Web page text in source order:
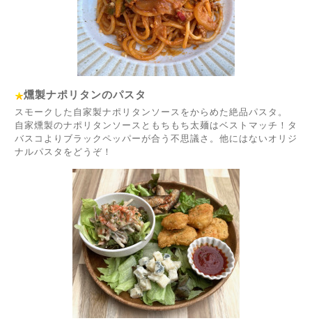
燻製ナポリタンのパスタ
スモークした自家製ナポリタンソースをからめた絶品パスタ。
自家燻製のナポリタンソースともちもち太麺はベストマッチ！タ
バスコよりブラックペッパーが合う不思議さ。他にはないオリジ
ナルパスタをどうぞ！